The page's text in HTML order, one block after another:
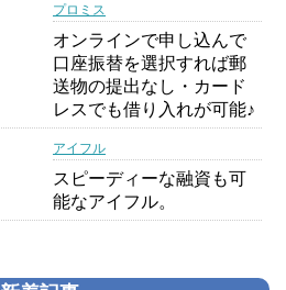
プロミス
オンラインで申し込んで
口座振替を選択すれば郵
送物の提出なし・カード
レスでも借り入れが可能♪
アイフル
スピーディーな融資も可
能なアイフル。